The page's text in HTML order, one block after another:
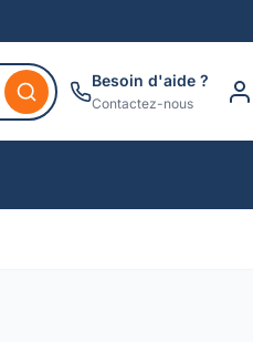
Besoin d'aide ?
Contactez-nous